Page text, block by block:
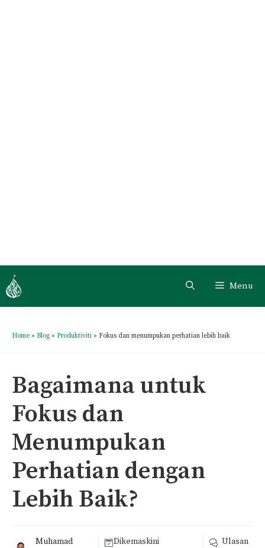
Menu
Home » Blog » Produktiviti » Fokus dan menumpukan perhatian lebih baik
Bagaimana untuk
Fokus dan
Menumpukan
Perhatian dengan
Lebih Baik?
Muhamad
Dikemaskini
Ulasan